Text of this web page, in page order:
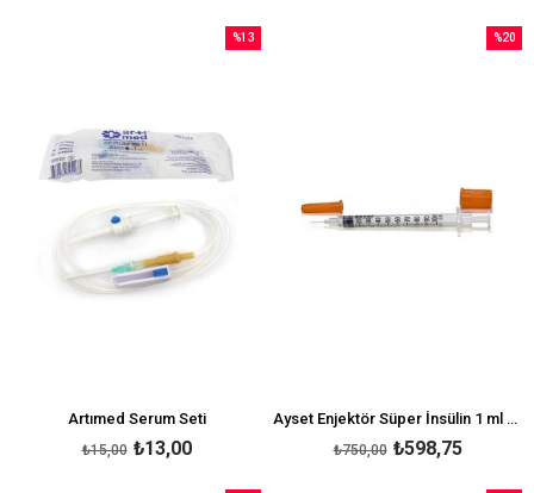
Artımed Serum Seti
₺13,00
₺15,00
%13
Ayset Enjektör Süper İnsülin 1 ml 50'li
₺598,75
₺750,00
%20